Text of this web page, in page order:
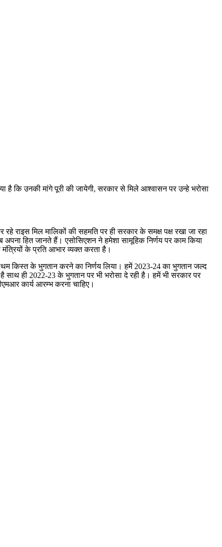
कि उनकी मांगे पूरी की जायेगी, सरकार से मिले आश्वासन पर उन्हे भरोसा
राइस मिल मालिकों की सहमति पर ही सरकार के समक्ष पक्ष रखा जा रहा
हित जानते हैं। एसोसिएशन ने हमेशा सामूहिक निर्णय पर काम किया
के प्रति आभार व्यक्त करता है।
किस्त के भुगतान करने का निर्णय लिया। हमें 2023-24 का भुगतान जल्द
साथ ही 2022-23 के भुगतान पर भी भरोसा दे रही है। हमें भी सरकार पर
कार्य आरम्भ करना चाहिए।